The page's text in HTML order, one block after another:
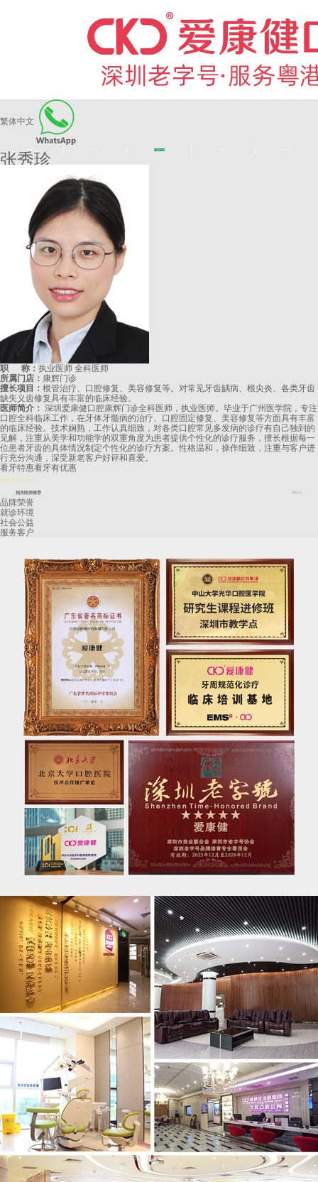
繁体中文
长者医疗券
张秀珍
职 称： 执业医师 全科医师
所属门店： 康辉门诊
擅长项目： 根管治疗、口腔修复、美容修复等。对常见牙齿龋病、根尖炎、各类牙齿
缺失义齿修复具有丰富的临床经验。
医师简介： 深圳爱康健口腔康辉门诊全科医师，执业医师。毕业于广州医学院，专注
口腔全科临床工作，在牙体牙髓病的治疗、口腔固定修复、美容修复等方面具有丰富
的临床经验。技术娴熟，工作认真细致，对各类口腔常见多发病的诊疗有自己独到的
见解，注重从美学和功能学的双重角度为患者提供个性化的诊疗服务，擅长根据每一
位患者牙齿的具体情况制定个性化的诊疗方案。性格温和，操作细致，注重与客户进
行充分沟通，深受新老客户好评和喜爱。
看牙特惠看牙有优惠
長者醫療券 2024.8.14起正式啟用
相关医师推荐 More+
品牌荣誉
就诊环境
社会公益
服务客户